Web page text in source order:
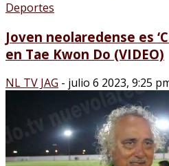
Deportes
Joven neolaredense es
en Tae Kwon Do (VIDEO)
NL TV JAG - julio 6 2023, 9:25